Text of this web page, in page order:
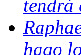
tendrá
hago